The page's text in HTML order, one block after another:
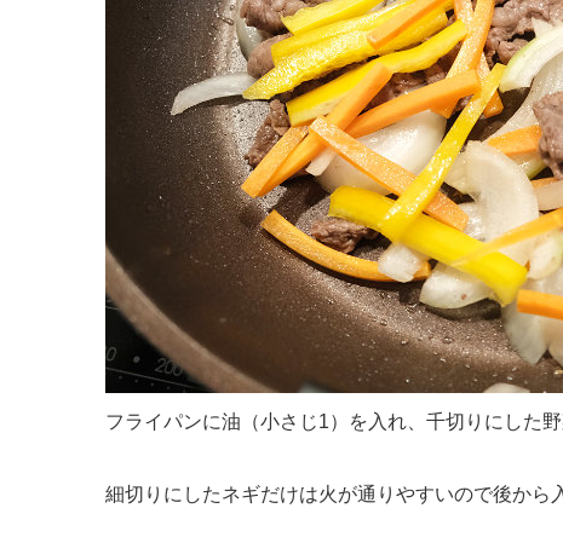
フライパンに油（小さじ1）を入れ、千切りにした野
細切りにしたネギだけは火が通りやすいので後から